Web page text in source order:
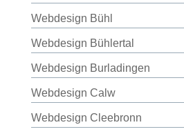
Webdesign Bühl
Webdesign Bühlertal
Webdesign Burladingen
Webdesign Calw
Webdesign Cleebronn